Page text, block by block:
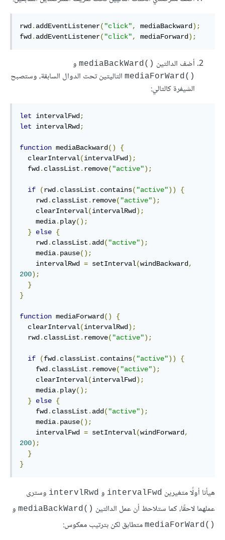
rwd . addEventListener( "click", mediaBackward );
fwd . addEventListener( "click", mediaForward );
أضف الدالتين ()mediaBackWard و
()mediaForWard
التاليتين تحت الدوال السابقة، وستصبح
الشيفرة كالتالي:
let intervalFwd ;
let intervalRwd ;
function mediaBackward ()
{
  clearInterval
(intervalFwd );
  fwd
. classList . remove( "active");
if (rwd . classList . contains( "active"))
{
    rwd
. classList . remove( "active");
    clearInterval
(intervalRwd );
    media
. play();
}
else {
    rwd
. classList . add ( "active");
    media
. pause();
    intervalRwd
= setInterval(windBackward ,
200);
}
}
function mediaForward ()
{
  clearInterval
(intervalRwd );
  rwd
. classList . remove( "active");
if (fwd . classList . contains( "active"))
{
    fwd
. classList . remove( "active");
    clearInterval
(intervalFwd );
    media
. play();
}
else {
    fwd
. classList . add ( "active");
    media
. pause();
    intervalFwd
= setInterval(windForward ,
200);
}
}
هيأنا أولًا متغيرين intervalFwd و intervlRwd وسترى
عملهما لاحقًا، كما ستلاحظ أن عمل الدالتين ()mediaBackWard و
()mediaForWard
متطابق لكن بترتيب معكوس: